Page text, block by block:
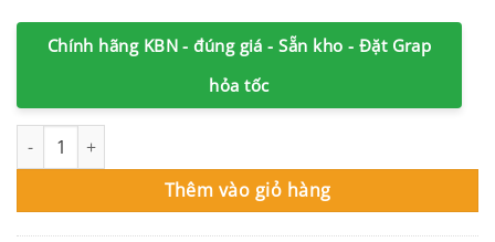
Chính hãng KBN - đúng giá - Sẵn kho - Đặt Grap
hỏa tốc
Dốc dẫn xe lên xuống bậc cao 5cm x W22 x L50cm bằng nhựa
Thêm vào giỏ hàng